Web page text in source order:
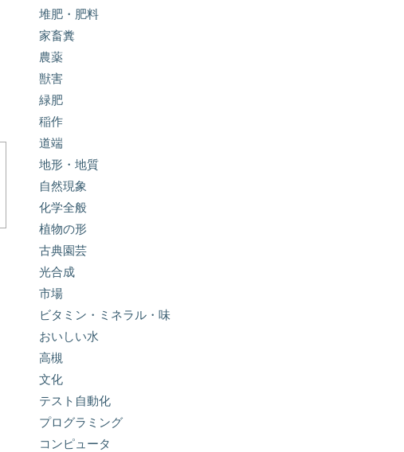
堆肥・肥料
家畜糞
農薬
獣害
緑肥
稲作
道端
地形・地質
自然現象
化学全般
植物の形
古典園芸
光合成
市場
ビタミン・ミネラル・味
おいしい水
高槻
文化
テスト自動化
プログラミング
コンピュータ